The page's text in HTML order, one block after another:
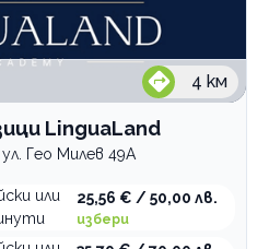
4 км
LinguaLand
Гео Милев 49А
или
25,56 € / 50,00 лв.
избери